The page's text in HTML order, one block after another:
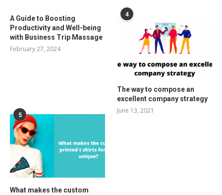
A Guide to Boosting
Productivity and Well-being
with Business Trip Massage
February 27, 2024
4
The way to compose an
excellent company strategy
June 13, 2021
5
What makes the custom